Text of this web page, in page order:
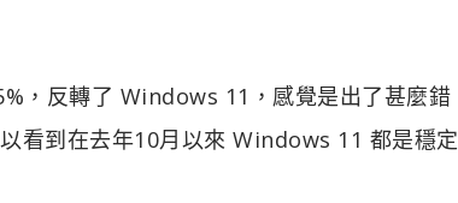
，反轉了 Windows 11，感覺是出了甚麼錯
看到在去年10月以來 Windows 11 都是穩定